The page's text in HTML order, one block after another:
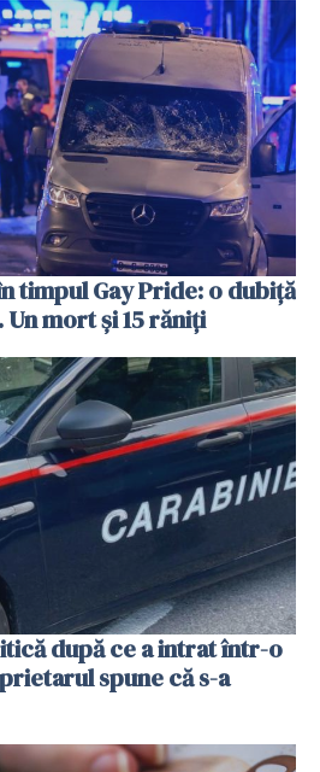
timpul Gay Pride: o dubiță
mort și 15 răniți
după ce a intrat într-o
spune că s-a